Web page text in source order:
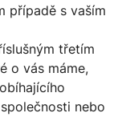
případě s vaším
třetím
o vás máme,
nebo